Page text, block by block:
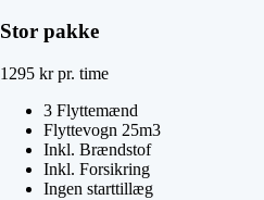
Stor pakke
1295 kr pr. time
3 Flyttemænd
Flyttevogn 25m3
Inkl. Brændstof
Inkl. Forsikring
Ingen starttillæg